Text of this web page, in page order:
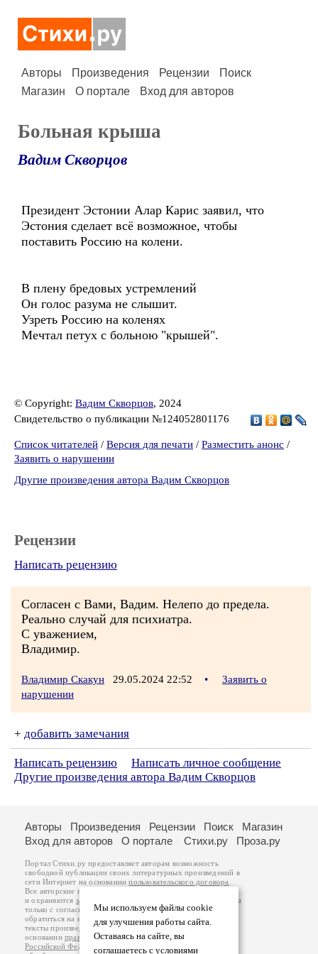
Авторы Произведения Рецензии
Поиск
Магазин
О портале Вход для авторов
Больная крыша
Вадим Скворцов
Президент Эстонии Алар Карис заявил, что
Эстония сделает всё возможное, чтобы
поставить Россию на колени.
В плену бредовых устремлений
Он голос разума не слышит.
Узреть Россию на коленях
Мечтал петух с больною "крышей".
© Copyright: Вадим Скворцов, 2024
Свидетельство о публикации №124052801176
Список читателей / Версия для печати / Разместить анонс /
Заявить о нарушении
Другие произведения автора Вадим Скворцов
Рецензии
Написать рецензию
Согласен с Вами, Вадим. Нелепо до предела.
Реально случай для психиатра.
С уважением,
Владимир.
Владимир Скакун 29.05.2024 22:52 •
Заявить о
нарушении
+ добавить замечания
Написать рецензию
Написать личное сообщение
Другие произведения автора Вадим Скворцов
Мы используем файлы cookie
для улучшения работы сайта.
Оставаясь на сайте, вы
соглашаетесь с условиями
Авторы Произведения Рецензии Поиск
Магазин
Вход для авторов
О портале Стихи.ру Проза.ру
Портал Стихи.ру предоставляет авторам возможность
свободной публикации своих литературных произведений в
сети Интернет на основаниипользовательского договора
Все авторские права на произведения принадлежат авторам
и охраняются законом
. Перепечатка произведений возможна
только с согласия его автора, к которому вы можете
обратиться на его авторской странице. Ответственность за
тексты произведений авторы несут самостоятельно на
основанииправил публикацииизаконодательства
Российской Федерации